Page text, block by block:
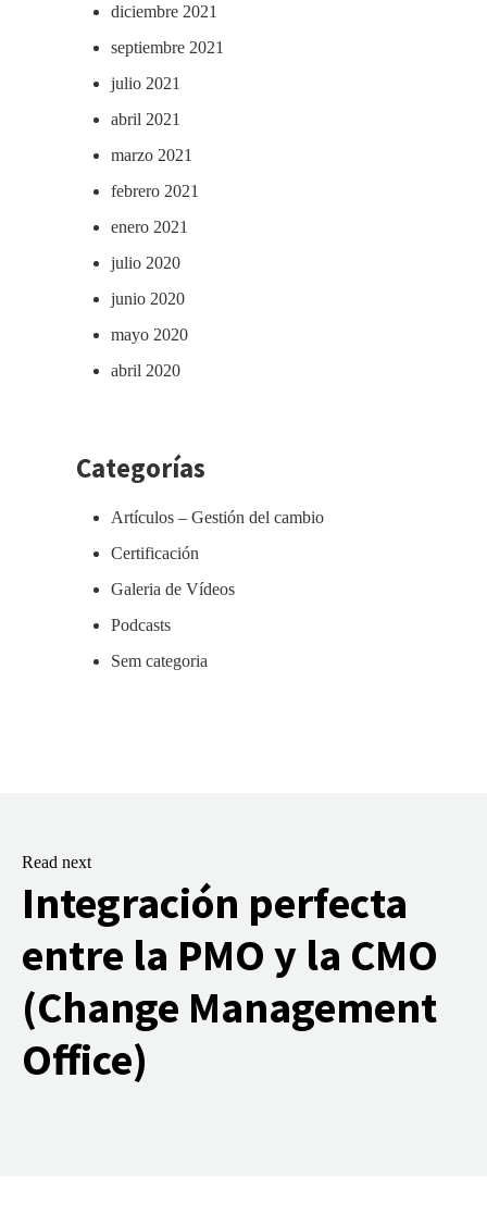
diciembre 2021
septiembre 2021
julio 2021
abril 2021
marzo 2021
febrero 2021
enero 2021
julio 2020
junio 2020
mayo 2020
abril 2020
Categorías
Artículos – Gestión del cambio
Certificación
Galeria de Vídeos
Podcasts
Sem categoria
Read next
Integración perfecta
entre la PMO y la CMO
(Change Management
Office)